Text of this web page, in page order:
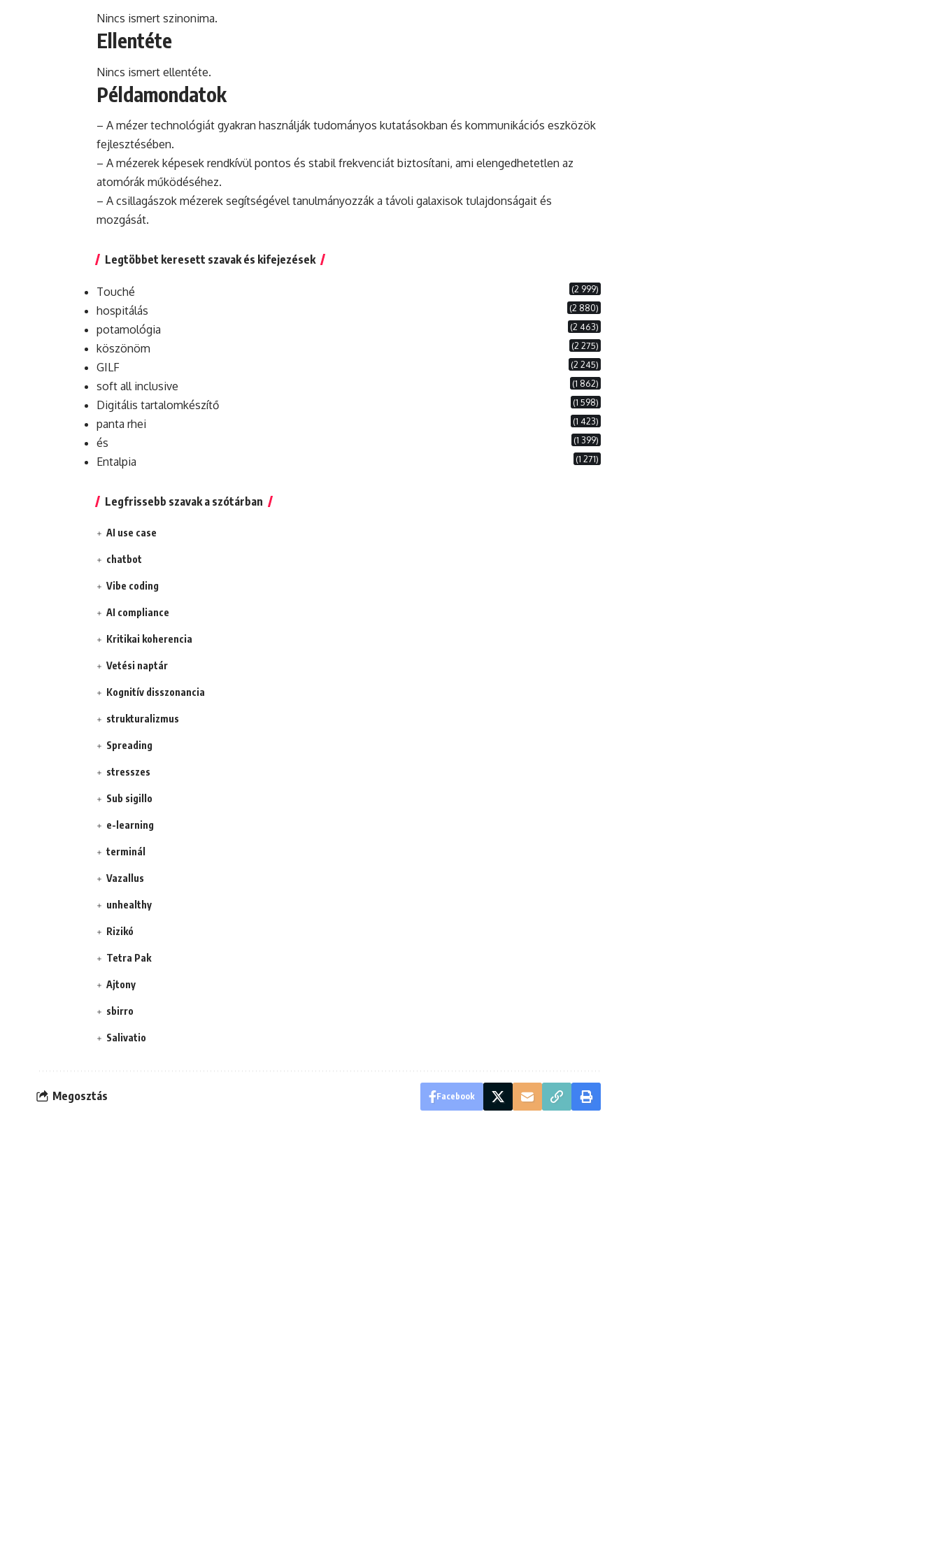
Nincs ismert szinonima.
Ellentéte
Nincs ismert ellentéte.
Példamondatok
– A mézer technológiát gyakran használják tudományos kutatásokban és kommunikációs eszközök
fejlesztésében.
– A mézerek képesek rendkívül pontos és stabil frekvenciát biztosítani, ami elengedhetetlen az
atomórák működéséhez.
– A csillagászok mézerek segítségével tanulmányozzák a távoli galaxisok tulajdonságait és
mozgását.
Legtöbbet keresett szavak és kifejezések
Touché (2 999)
hospitálás (2 880)
potamológia (2 463)
köszönöm (2 275)
GILF (2 245)
soft all inclusive (1 862)
Digitális tartalomkészítő (1 598)
panta rhei (1 423)
és (1 399)
Entalpia (1 271)
Legfrissebb szavak a szótárban
AI use case
chatbot
Vibe coding
AI compliance
Kritikai koherencia
Vetési naptár
Kognitív disszonancia
strukturalizmus
Spreading
stresszes
Sub sigillo
e-learning
terminál
Vazallus
unhealthy
Rizikó
Tetra Pak
Ajtony
sbirro
Salivatio
Megosztás Facebook